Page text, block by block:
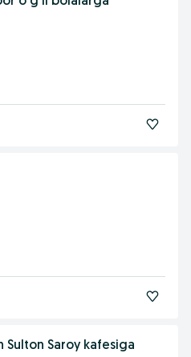
Sulton Saroy kafesiga